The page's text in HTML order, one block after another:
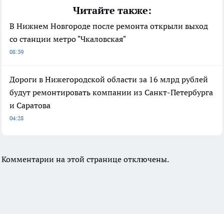
Читайте также:
В Нижнем Новгороде после ремонта открыли выход
со станции метро "Чкаловская"
08:39
Дороги в Нижегородской области за 16 млрд рублей
будут ремонтировать компании из Санкт-Петербурга
и Саратова
04:28
Комментарии на этой странице отключены.